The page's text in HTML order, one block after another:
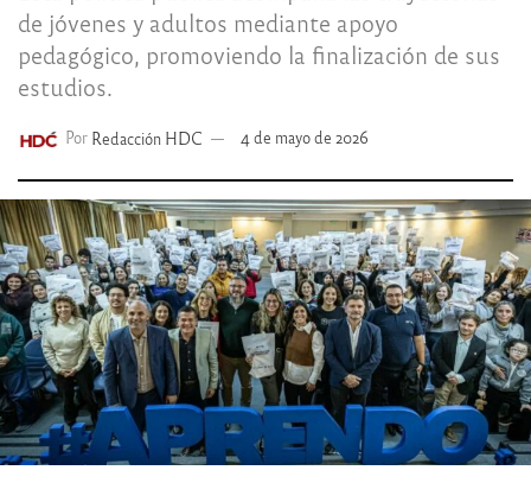
de jóvenes y adultos mediante apoyo
pedagógico, promoviendo la finalización de sus
estudios.
Por Redacción HDC 4 de mayo de 2026